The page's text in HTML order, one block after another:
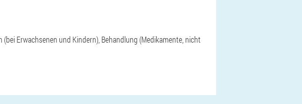
Erwachsenen und Kindern), Behandlung (Medikamente, nicht